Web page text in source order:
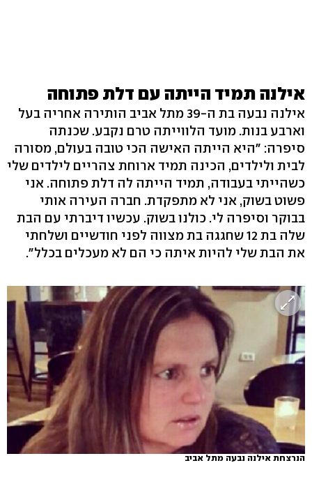
אילנה תמיד הייתה עם דלת פתוחה
אילנה נבעה בת ה-39 מתל אביב הותירה אחריה בעל
וארבע בנות. מועד הלווייתה טרם נקבע. שכנתה
סיפרה: "היא הייתה האישה הכי טובה בעולם, מסורה
לבית ולילדים, הכינה תמיד ארוחת צהריים לילדים שלי
כשהייתי בעבודה, תמיד הייתה לה דלת פתוחה. אני
פשוט בשוק, אני לא מתפקדת. חברה העירה אותי
בבוקר וסיפרה לי. כולנו בשוק. עכשיו דיברתי עם הבת
שלה בת 12 שחגגה בת מצווה לפני חודשיים ושלחתי
את הבת שלי להיות איתה כי הם לא מעכלים בכלל".
הנרצחת אילנה נבעה מתל אביב